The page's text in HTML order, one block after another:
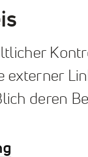
externer
deren